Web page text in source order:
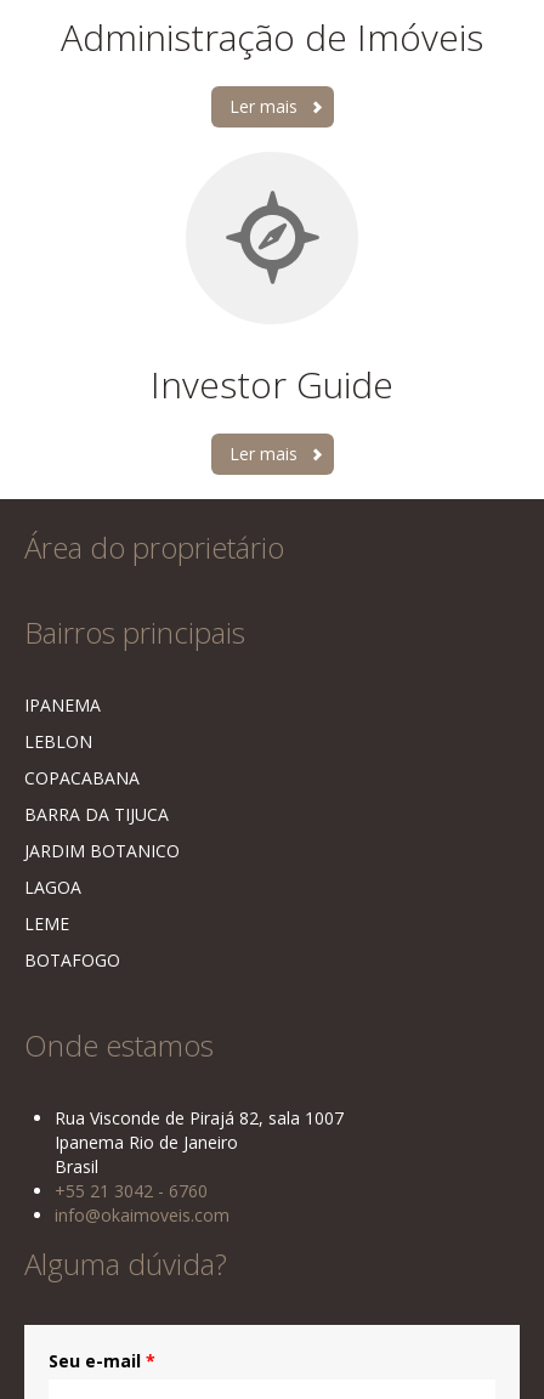
Administração de Imóveis
Ler mais
Investor Guide
Ler mais
Área do proprietário
Bairros principais
IPANEMA
LEBLON
COPACABANA
BARRA DA TIJUCA
JARDIM BOTANICO
LAGOA
LEME
BOTAFOGO
Onde estamos
Rua Visconde de Pirajá 82, sala 1007
Ipanema Rio de Janeiro
Brasil
+55 21 3042 - 6760
info@okaimoveis.com
Alguma dúvida?
Seu e-mail *